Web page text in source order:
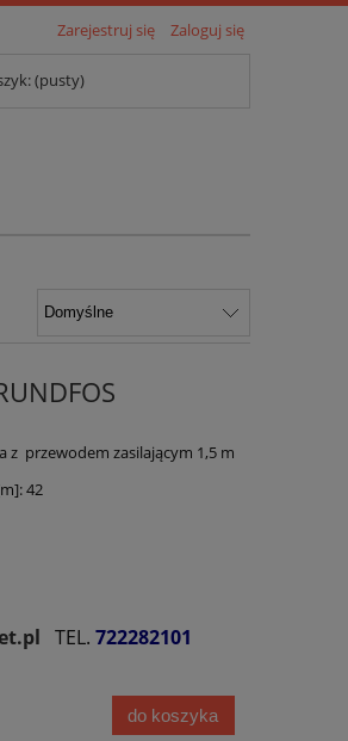
Zarejestruj się Zaloguj się
(pusty)
przewodem zasilającym 1,5 m
42
TEL. 722282101
do koszyka